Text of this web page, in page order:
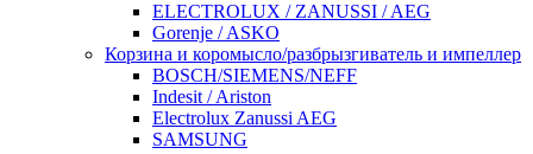
ELECTROLUX / ZANUSSI / AEG
Gorenje / ASKO
Корзина и коромысло/разбрызгиватель и импеллер
BOSCH/SIEMENS/NEFF
Indesit / Ariston
Electrolux Zanussi AEG
SAMSUNG